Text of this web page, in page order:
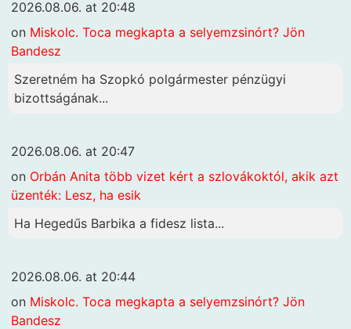
2026.08.06. at 20:48
on Miskolc. Toca megkapta a selyemzsinórt? Jön
Bandesz
Szeretném ha Szopkó polgármester pénzügyi
bizottságának...
2026.08.06. at 20:47
on Orbán Anita több vizet kért a szlovákoktól, akik azt
üzenték: Lesz, ha esik
Ha Hegedűs Barbika a fidesz lista...
2026.08.06. at 20:44
on Miskolc. Toca megkapta a selyemzsinórt? Jön
Bandesz